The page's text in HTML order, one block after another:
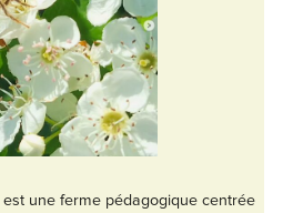
est une ferme pédagogique centrée